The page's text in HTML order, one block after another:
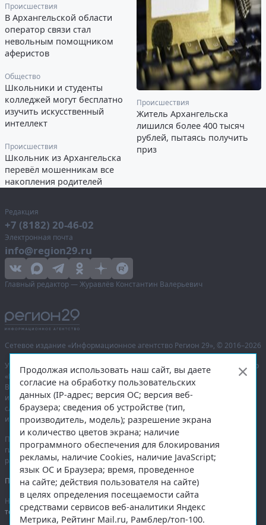
Происшествия
В Архангельской области
оператор связи стал
невольным помощником
аферистов
Происшествия
Житель Архангельска
лишился более 400 тысяч
рублей, пытаясь получить
приз
Общество
Школьники и студенты
колледжей могут бесплатно
изучить искусственный
интеллект
Происшествия
Школьник из Архангельска
перевёл мошенникам все
накопления родителей
Редакция
+7 (8182) 20-46-02
Электронная почта
info@region29.ru
Главный редактор — Журавлёв Константин Валерьевич
Сетевое издание «Информационное агентство Регион 29», © 2016–2026
Учредитель — общество с ограниченной ответственностью «Агентство
«Правда Севера».
Выписка из реестра зарегистрированных средств массовой
информации:ЭЛ № ФС 77-74226от 09.11.2018 выдано Федеральной
службой по надзору в сфере связи, информационных технологий
и массовых коммуникаций (Роскомнадзор).
При полном или частичном использовании любых материалов
гиперссылка наregion29.ruобязательна. Копирование материалов без
разрешения администрации сайта запрещено.
Правовая информация.
На информационном ресурсе применяютсярекомендательные
технологии
Продолжая использовать наш сайт, вы даете
согласие на обработку пользовательских
данных (IP-адрес; версия ОС; версия веб-
браузера; сведения об устройстве (тип,
производитель, модель); разрешение экрана
и количество цветов экрана; наличие
программного обеспечения для блокирования
рекламы, наличие Cookies, наличие JavaScript;
язык ОС и Браузера; время, проведенное
на сайте; действия пользователя на сайте)
в целях определения посещаемости сайта
средствами сервисов веб-аналитики Яндекс
Метрика, Рейтинг Mail.ru, Рамблер/топ-100.